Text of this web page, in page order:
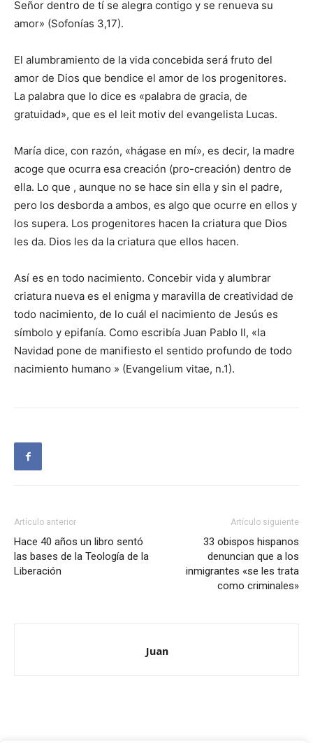
Señor dentro de tí se alegra contigo y se renueva su
amor» (Sofonías 3,17).
El alumbramiento de la vida concebida será fruto del
amor de Dios que bendice el amor de los progenitores.
La palabra que lo dice es «palabra de gracia, de
gratuidad», que es el leit motiv del evangelista Lucas.
María dice, con razón, «hágase en mí», es decir, la madre
acoge que ocurra esa creación (pro-creación) dentro de
ella. Lo que , aunque no se hace sin ella y sin el padre,
pero los desborda a ambos, es algo que ocurre en ellos y
los supera. Los progenitores hacen la criatura que Dios
les da. Dios les da la criatura que ellos hacen.
Así es en todo nacimiento. Concebir vida y alumbrar
criatura nueva es el enigma y maravilla de creatividad de
todo nacimiento, de lo cuál el nacimiento de Jesús es
símbolo y epifanía. Como escribía Juan Pablo II, «la
Navidad pone de manifiesto el sentido profundo de todo
nacimiento humano » (Evangelium vitae, n.1).
Artículo anterior
Hace 40 años un libro sentó
las bases de la Teología de la
Liberación
Artículo siguiente
33 obispos hispanos
denuncian que a los
inmigrantes «se les trata
como criminales»
Juan